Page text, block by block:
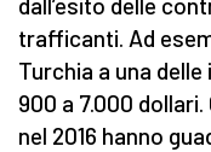
dall’esito delle
trafficanti. Ad
Turchia a una
900 a 7.000
nel 2016 hanno